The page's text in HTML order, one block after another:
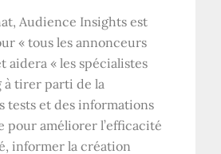
Audience Insights est
« tous les annonceurs
aidera « les spécialistes
à tirer parti de la
tests et des informations
pour améliorer l’efficacité
informer la création